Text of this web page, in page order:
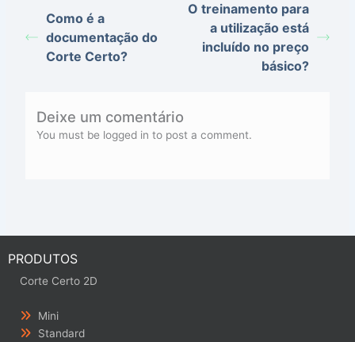
Como é a
documentação do
Corte Certo?
O treinamento para
a utilização está
incluído no preço
básico?
Deixe um comentário
You must be logged in to post a comment.
PRODUTOS
Corte Certo 2D
Mini
Standard